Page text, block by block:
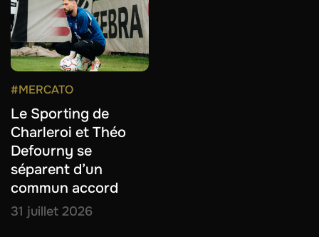
#MERCATO
Le Sporting de
Charleroi et Théo
Defourny se
séparent d’un
commun accord
31 juillet 2026